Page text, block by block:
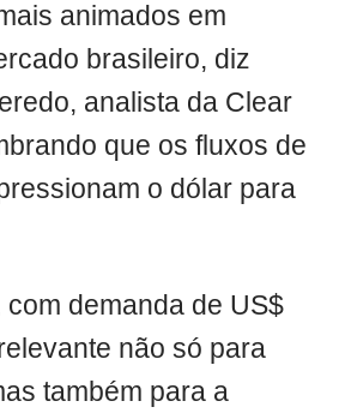
animados em
brasileiro, diz
analista da Clear
que os fluxos de
o dólar para
demanda de US$
não só para
também para a